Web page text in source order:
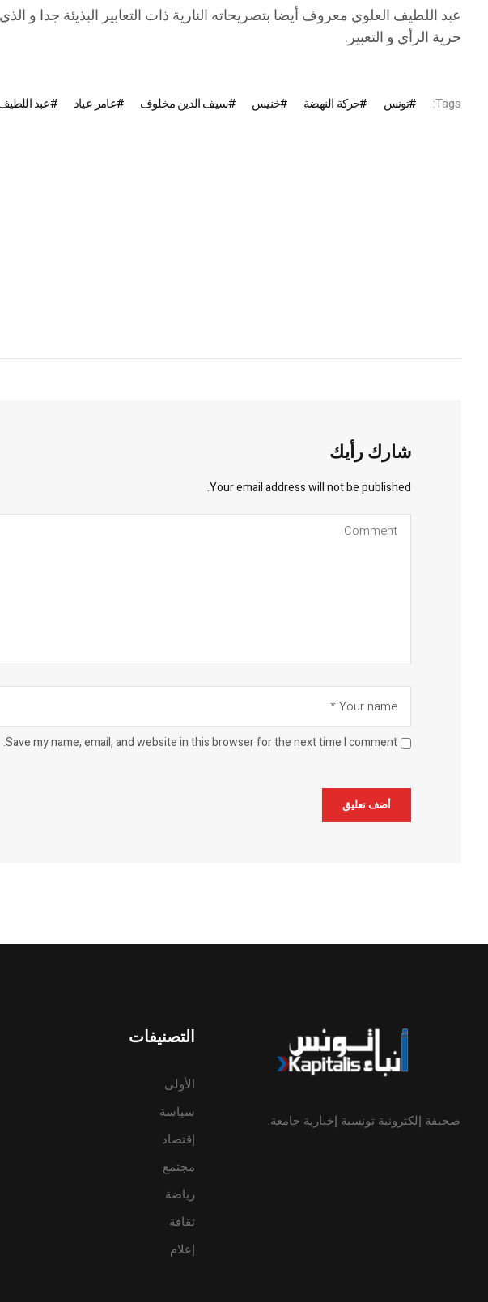
عبد اللطيف العلوي معروف أيضا بتصريحاته النارية ذات التعابير البذيئة
حرية الرأي و التعبير.
Tags: تونس حركة النهضة خنيس سيف الدين مخلوف عامر عياد عبد
شارك رأيك
Your email address will not be published.
Save my name, email, and website in this browser for the next time I comment.
صحيفة إلكترونية تونسية إخبارية جامعة.
التصنيفات
الأولى
سياسة
إقتصاد
مجتمع
رياضة
ثقافة
إعلام